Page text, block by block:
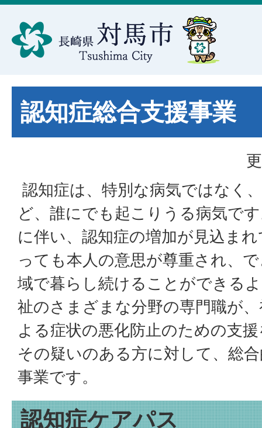
認知症総合支援事業
認知症は、特別な病気ではなく
ど、誰にでも起こりうる病気で
に伴い、認知症の増加が見込ま
っても本人の意思が尊重され、
域で暮らし続けることができる
祉のさまざまな分野の専門職が
よる症状の悪化防止のための支
その疑いのある方に対して、総
事業です。
認知症ケアパス